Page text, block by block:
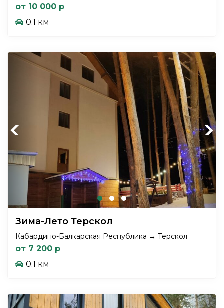
от 10 000 р
0.1 км
Previous Next
Зима-Лето Терскол
Кабардино-Балкарская Республика → Терскол
от 7 200 р
0.1 км